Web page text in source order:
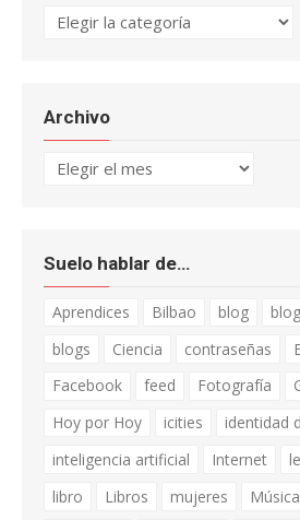
Categorías
Archivo
Archivo
Suelo hablar de…
Aprendices Bilbao blog
blogs
Ciencia contraseñas
Facebook
feed Fotografía
Hoy por Hoy
icities
identidad
inteligencia artificial
Internet
libro
Libros mujeres Música